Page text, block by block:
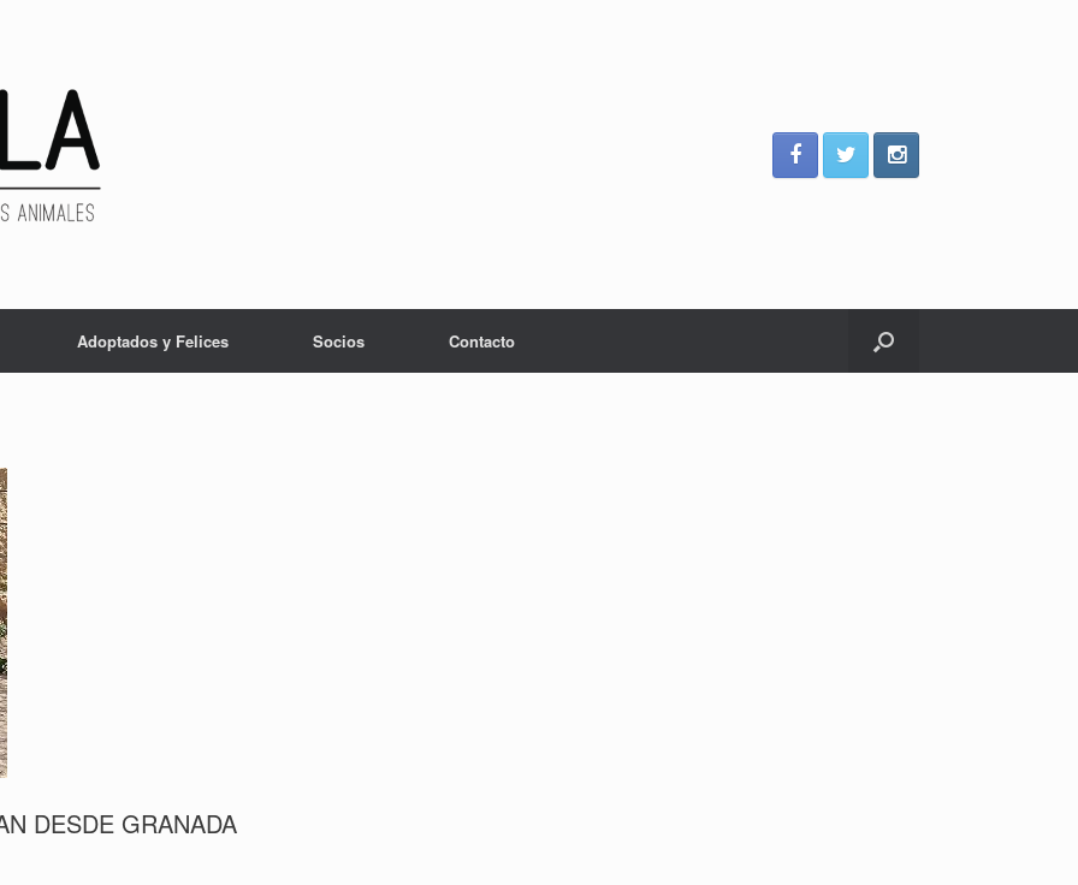
Adoptados y Felices Socios Contacto
DESDE GRANADA